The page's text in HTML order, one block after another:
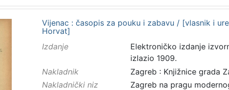
Vijenac : časopis za pouku i zabavu / [vlasnik i
Horvat]
Izdanje
Elektroničko izdanje
izlazio 1909.
Nakladnik
Zagreb : Knjižnice grada
Nakladnički niz
Zagreb na pragu